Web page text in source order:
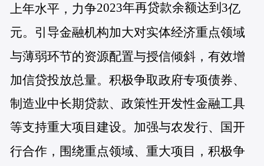
上年水平，力争2023年再贷款余额达到3亿
元。引导金融机构加大对实体经济重点领域
与薄弱环节的资源配置与授信倾斜，有效增
加信贷投放总量。积极争取政府专项债券、
制造业中长期贷款、政策性开发性金融工具
等支持重大项目建设。加强与农发行、国开
行合作，围绕重点领域、重大项目，积极争